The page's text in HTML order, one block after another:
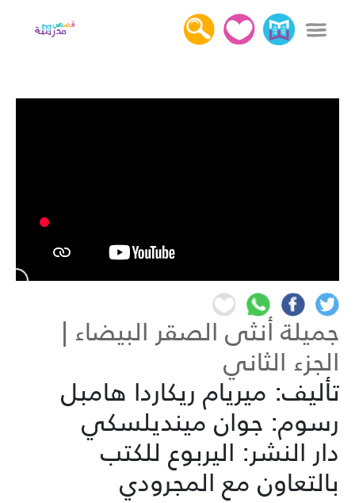
x
جميلة أنثى الصقر البيضاء |
الجزء الثاني
تأليف: ميريام ريكاردا هامبل
رسوم: جوان مينديلسكي
دار النشر: اليربوع للكتب
بالتعاون مع المجرودي